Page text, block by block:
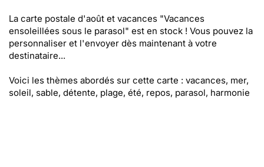
La carte postale d'août et vacances "Vacances
ensoleillées sous le parasol" est en stock ! Vous pouvez la
personnaliser et l'envoyer dès maintenant à votre
destinataire...
Voici les thèmes abordés sur cette carte : vacances, mer,
soleil, sable, détente, plage, été, repos, parasol, harmonie